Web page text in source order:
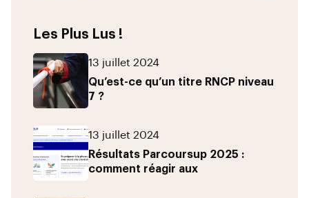
Les Plus Lus !
13 juillet 2024
Qu’est-ce qu’un titre RNCP niveau
7 ?
13 juillet 2024
Résultats Parcoursup 2025 :
comment réagir aux